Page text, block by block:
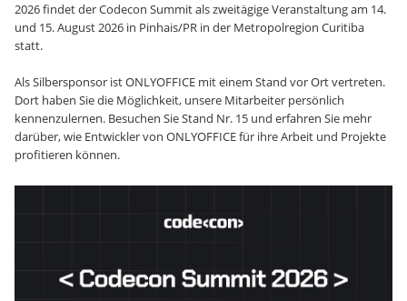
2026 findet der Codecon Summit als zweitägige Veranstaltung am 14.
und 15. August 2026 in Pinhais/PR in der Metropolregion Curitiba
statt.
Als Silbersponsor ist ONLYOFFICE mit einem Stand vor Ort vertreten.
Dort haben Sie die Möglichkeit, unsere Mitarbeiter persönlich
kennenzulernen. Besuchen Sie Stand Nr. 15 und erfahren Sie mehr
darüber, wie Entwickler von ONLYOFFICE für ihre Arbeit und Projekte
profitieren können.